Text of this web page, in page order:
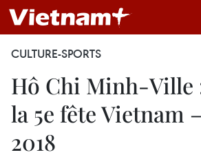
CULTURE-SPORTS
Hô Chi Minh-Ville
la 5e fête Vietnam
2018